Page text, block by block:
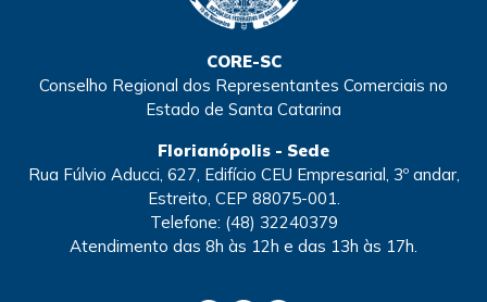
CORE-SC
Conselho Regional dos Representantes Comerciais no
Estado de Santa Catarina
Florianópolis - Sede
Rua Fúlvio Aducci, 627, Edifício CEU Empresarial, 3º andar,
Estreito, CEP 88075-001.
Telefone: (48) 32240379
Atendimento das 8h às 12h e das 13h às 17h.